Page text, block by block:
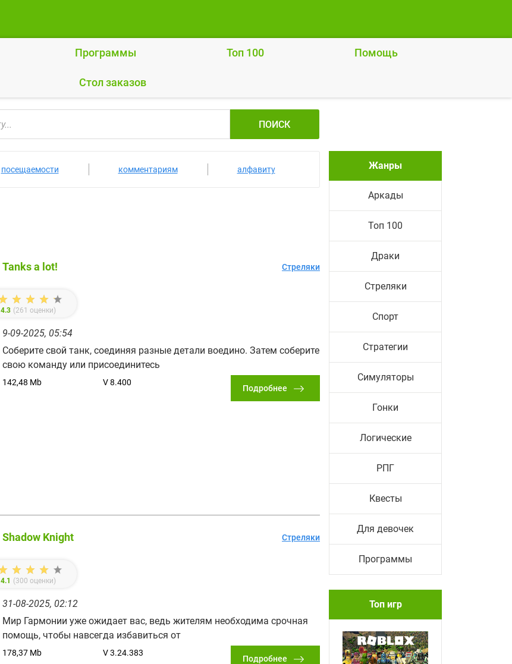
Программы Топ 100 Помощь
Cтол заказов
ПОИСК
посещаемости комментариям алфавиту
Tanks a lot!
4.3 (261 оценки)
9-09-2025, 05:54
Соберите свой танк, соединяя разные детали воедино. Затем соберите
свою команду или присоединитесь
142,48 Mb V 8.400
Стреляки
Подробнее
Shadow Knight
4.1 (300 оценки)
31-08-2025, 02:12
Мир Гармонии уже ожидает вас, ведь жителям необходима срочная
помощь, чтобы навсегда избавиться от
178,37 Mb V 3.24.383
Стреляки
Подробнее
Жанры
Аркады
Топ 100
Драки
Стреляки
Спорт
Стратегии
Симуляторы
Гонки
Логические
РПГ
Квесты
Для девочек
Программы
Топ игр